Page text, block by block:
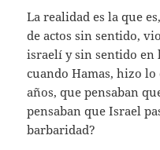
La realidad es la que
de actos sin sentido,
israelí y sin sentido en
cuando Hamas, hizo
años, que pensaban
pensaban que Israel
barbaridad?